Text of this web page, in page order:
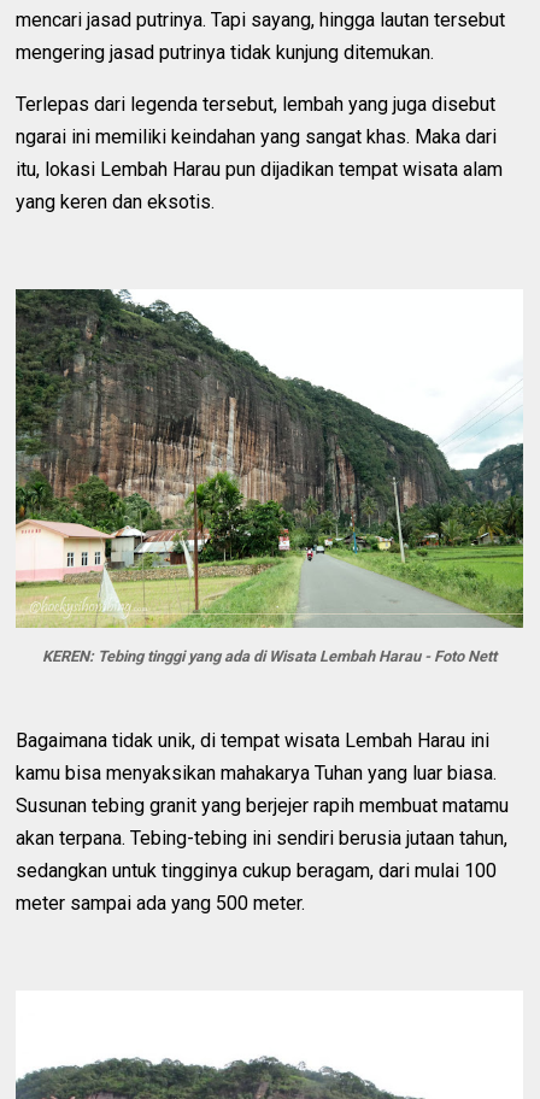
mencari jasad putrinya. Tapi sayang, hingga lautan tersebut
mengering jasad putrinya tidak kunjung ditemukan.
Terlepas dari legenda tersebut, lembah yang juga disebut
ngarai ini memiliki keindahan yang sangat khas. Maka dari
itu, lokasi Lembah Harau pun dijadikan tempat wisata alam
yang keren dan eksotis.
KEREN: Tebing tinggi yang ada di Wisata Lembah Harau - Foto Nett
Bagaimana tidak unik, di tempat wisata Lembah Harau ini
kamu bisa menyaksikan mahakarya Tuhan yang luar biasa.
Susunan tebing granit yang berjejer rapih membuat matamu
akan terpana. Tebing-tebing ini sendiri berusia jutaan tahun,
sedangkan untuk tingginya cukup beragam, dari mulai 100
meter sampai ada yang 500 meter.